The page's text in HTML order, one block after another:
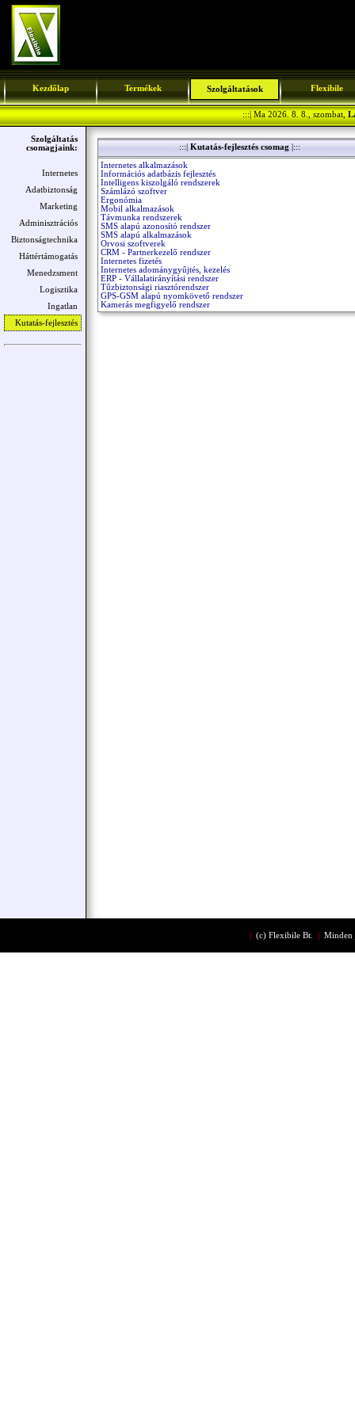
Kezdőlap Termékek Szolgáltatások Flexibile
:::| Ma 2026. 8. 8., szombat,
Szolgáltatás
csomagjaink:
Internetes
Adatbiztonság
Marketing
Adminisztrációs
Biztonságtechnika
Háttértámogatás
Menedzsment
Logisztika
Ingatlan
Kutatás-fejlesztés
:::| Kutatás-fejlesztés csomag |:::
Internetes alkalmazások
Információs adatbázis fejlesztés
Intelligens kiszolgáló rendszerek
Számlázó szoftver
Ergonómia
Mobil alkalmazások
Távmunka rendszerek
SMS alapú azonosító rendszer
SMS alapú alkalmazások
Orvosi szoftverek
CRM - Partnerkezelő rendszer
Internetes fizetés
Internetes adománygyűjtés, kezelés
ERP - Vállalatirányítási rendszer
Tűzbiztonsági riasztórendszer
GPS-GSM alapú nyomkövető rendszer
Kamerás megfigyelő rendszer
(c) Flexibile Bt. Minden